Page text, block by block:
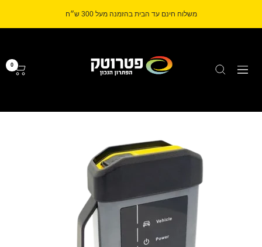
משלוח חינם עד הבית בהזמנה מעל 300 ש״ח
ניווט
0